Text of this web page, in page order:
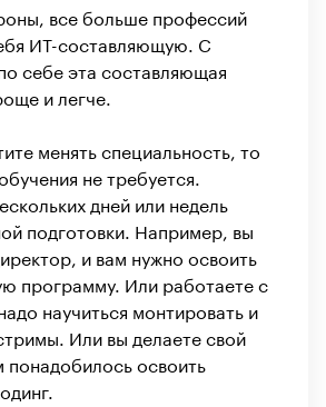
все больше профессий
ИТ-составляющую. С
себе эта составляющая
и легче.
менять специальность, то
не требуется.
дней или недель
подготовки. Например, вы
и вам нужно освоить
программу. Или работаете с
научиться монтировать и
Или вы делаете свой
понадобилось освоить